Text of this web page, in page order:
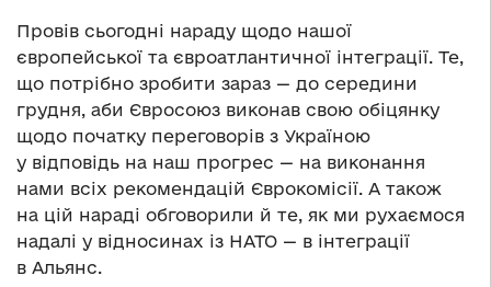
Провів сьогодні нараду щодо нашої
європейської та євроатлантичної інтеграції. Те,
що потрібно зробити зараз — до середини
грудня, аби Євросоюз виконав свою обіцянку
щодо початку переговорів з Україною
у відповідь на наш прогрес — на виконання
нами всіх рекомендацій Єврокомісії. А також
на цій нараді обговорили й те, як ми рухаємося
надалі у відносинах із НАТО — в інтеграції
в Альянс.